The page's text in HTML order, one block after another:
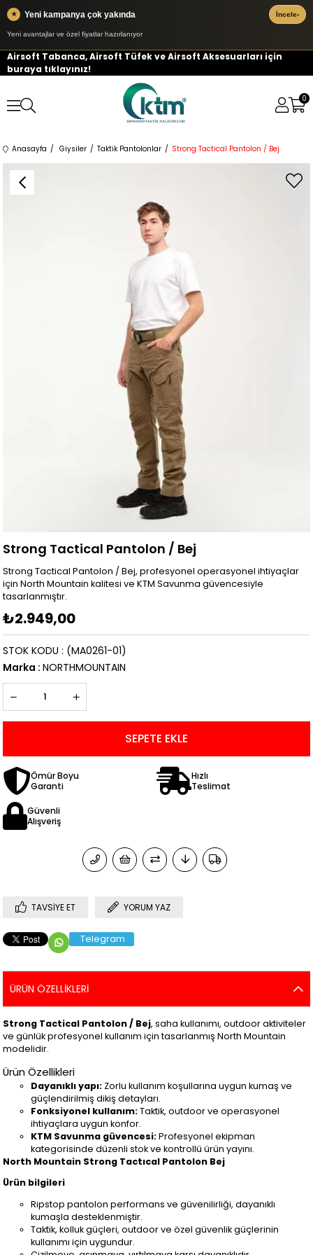
★ Yeni kampanya çok yakında
Yeni avantajlar ve özel fiyatlar hazırlanıyor
İncele›
Airsoft Tabanca, Airsoft Tüfek ve Airsoft Aksesuarları için
buraya tıklayınız!
0
Anasayfa Giysiler Taktik Pantolonlar Strong Tactical Pantolon / Bej
Strong Tactical Pantolon / Bej
Strong Tactical Pantolon / Bej, profesyonel operasyonel ihtiyaçlar
için North Mountain kalitesi ve KTM Savunma güvencesiyle
tasarlanmıştır.
₺2.949,00
(MA0261-01)
STOK KODU
Marka : NORTHMOUNTAIN
Ömür Boyu
Garanti
Hızlı
Teslimat
Güvenli
Alışveriş
TAVSIYE ET YORUM YAZ
Telegram
ÜRÜN ÖZELLIKLERI
Strong Tactical Pantolon / Bej, saha kullanımı, outdoor aktiviteler
ve günlük profesyonel kullanım için tasarlanmış North Mountain
modelidir.
Ürün Özellikleri
Dayanıklı yapı: Zorlu kullanım koşullarına uygun kumaş ve
güçlendirilmiş dikiş detayları.
Fonksiyonel kullanım:Taktik, outdoor ve operasyonel
ihtiyaçlara uygun konfor.
KTM Savunma güvencesi:Profesyonel ekipman
kategorisinde düzenli stok ve kontrollü ürün yayını.
North Mountain Strong Tactıcal Pantolon Bej
Ürün bilgileri
Ripstop pantolon performans ve güvenilirliği, dayanıklı
kumaşla desteklenmiştir.
Taktik, kolluk güçleri, outdoor ve özel güvenlik güçlerinin
kullanımı için uygundur.